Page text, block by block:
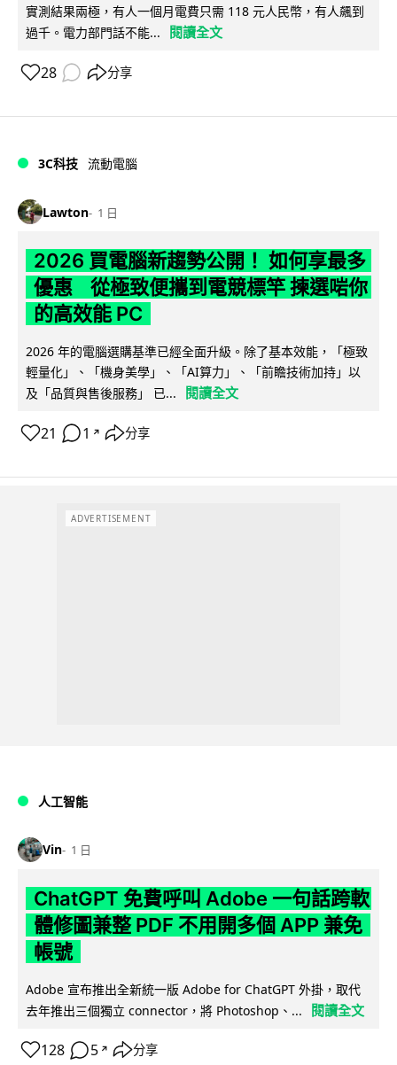
實測結果兩極，有人一個月電費只需 118 元人民幣，有人飆到
過千。電力部門話不能...
閱讀全文
28 分享
3C科技 流動電腦
Lawton 1 日
2026 買電腦新趨勢公開！ 如何享最多
優惠 從極致便攜到電競標竿 揀選啱你
的高效能 PC
2026 年的電腦選購基準已經全面升級。除了基本效能，「極致
輕量化」、「機身美學」、「AI算力」、「前瞻技術加持」以
及「品質與售後服務」 已...
閱讀全文
21 1 ↗ 分享
ADVERTISEMENT
人工智能
Vin 1 日
ChatGPT 免費呼叫 Adobe 一句話跨軟
體修圖兼整 PDF 不用開多個 APP 兼免
帳號
Adobe 宣布推出全新統一版 Adobe for ChatGPT 外掛，取代
去年推出三個獨立 connector，將 Photoshop、...
閱讀全文
128 5 ↗ 分享